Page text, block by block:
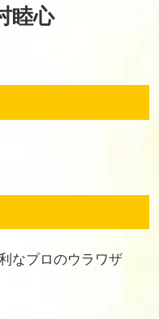
睦心
なプロのウラワザ